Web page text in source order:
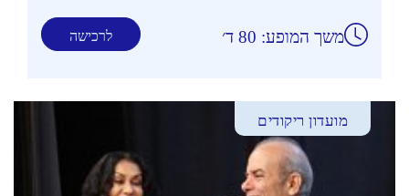
לרכישה משך המופע: 80 ד׳
מועדון ריקודים